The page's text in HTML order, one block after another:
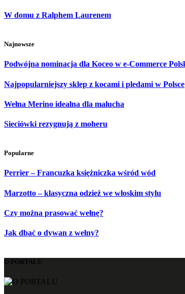
W domu z Ralphem Laurenem
Najnowsze
Podwójna nominacja dla Koceo w e-Commerce
Najpopularniejszy sklep z kocami i pledami w Polsce
Wełna Merino idealna dla malucha
Sieciówki rezygnują z moheru
Popularne
Perrier – Francuzka księżniczka wśród wód
Marzotto – klasyczna odzież we włoskim stylu
Czy można prasować wełnę?
Jak dbać o dywan z wełny?
O PORTALU